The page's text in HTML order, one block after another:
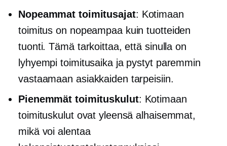
Nopeammat toimitusajat: Kotimaan
toimitus on nopeampaa kuin tuotteiden
tuonti. Tämä tarkoittaa, että sinulla on
lyhyempi toimitusaika ja pystyt paremmin
vastaamaan asiakkaiden tarpeisiin.
Pienemmät toimituskulut: Kotimaan
toimituskulut ovat yleensä alhaisemmat,
mikä voi alentaa